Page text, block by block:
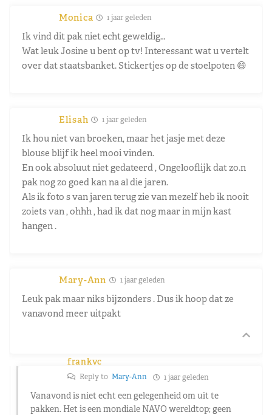
Monica 1 jaar geleden
Ik vind dit pak niet echt geweldig…
Wat leuk Josine u bent op tv! Interessant wat u vertelt
over dat staatsbanket. Stickertjes op de stoelpoten 😄
Elisah 1 jaar geleden
Ik hou niet van broeken, maar het jasje met deze
blouse blijf ik heel mooi vinden.
En ook absoluut niet gedateerd , Ongelooflijk dat zo.n
pak nog zo goed kan na al die jaren.
Als ik foto s van jaren terug zie van mezelf heb ik nooit
zoiets van , ohhh , had ik dat nog maar in mijn kast
hangen .
Mary-Ann 1 jaar geleden
Leuk pak maar niks bijzonders . Dus ik hoop dat ze
vanavond meer uitpakt
frankvc
Reply to Mary-Ann 1 jaar geleden
Vanavond is niet echt een gelegenheid om uit te
pakken. Het is een mondiale NAVO wereldtop; geen